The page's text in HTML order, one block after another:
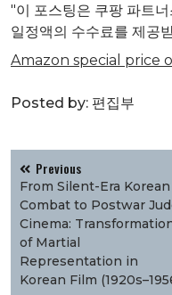
"이 포스팅은 쿠팡 파트
일정액의 수수료를 제공
Amazon special price
Posted by: 편집부
글
탐
색
Previous
From Silent-Era Korean
Combat to Postwar
Cinema:
of Martial
Representation in
Korean Film